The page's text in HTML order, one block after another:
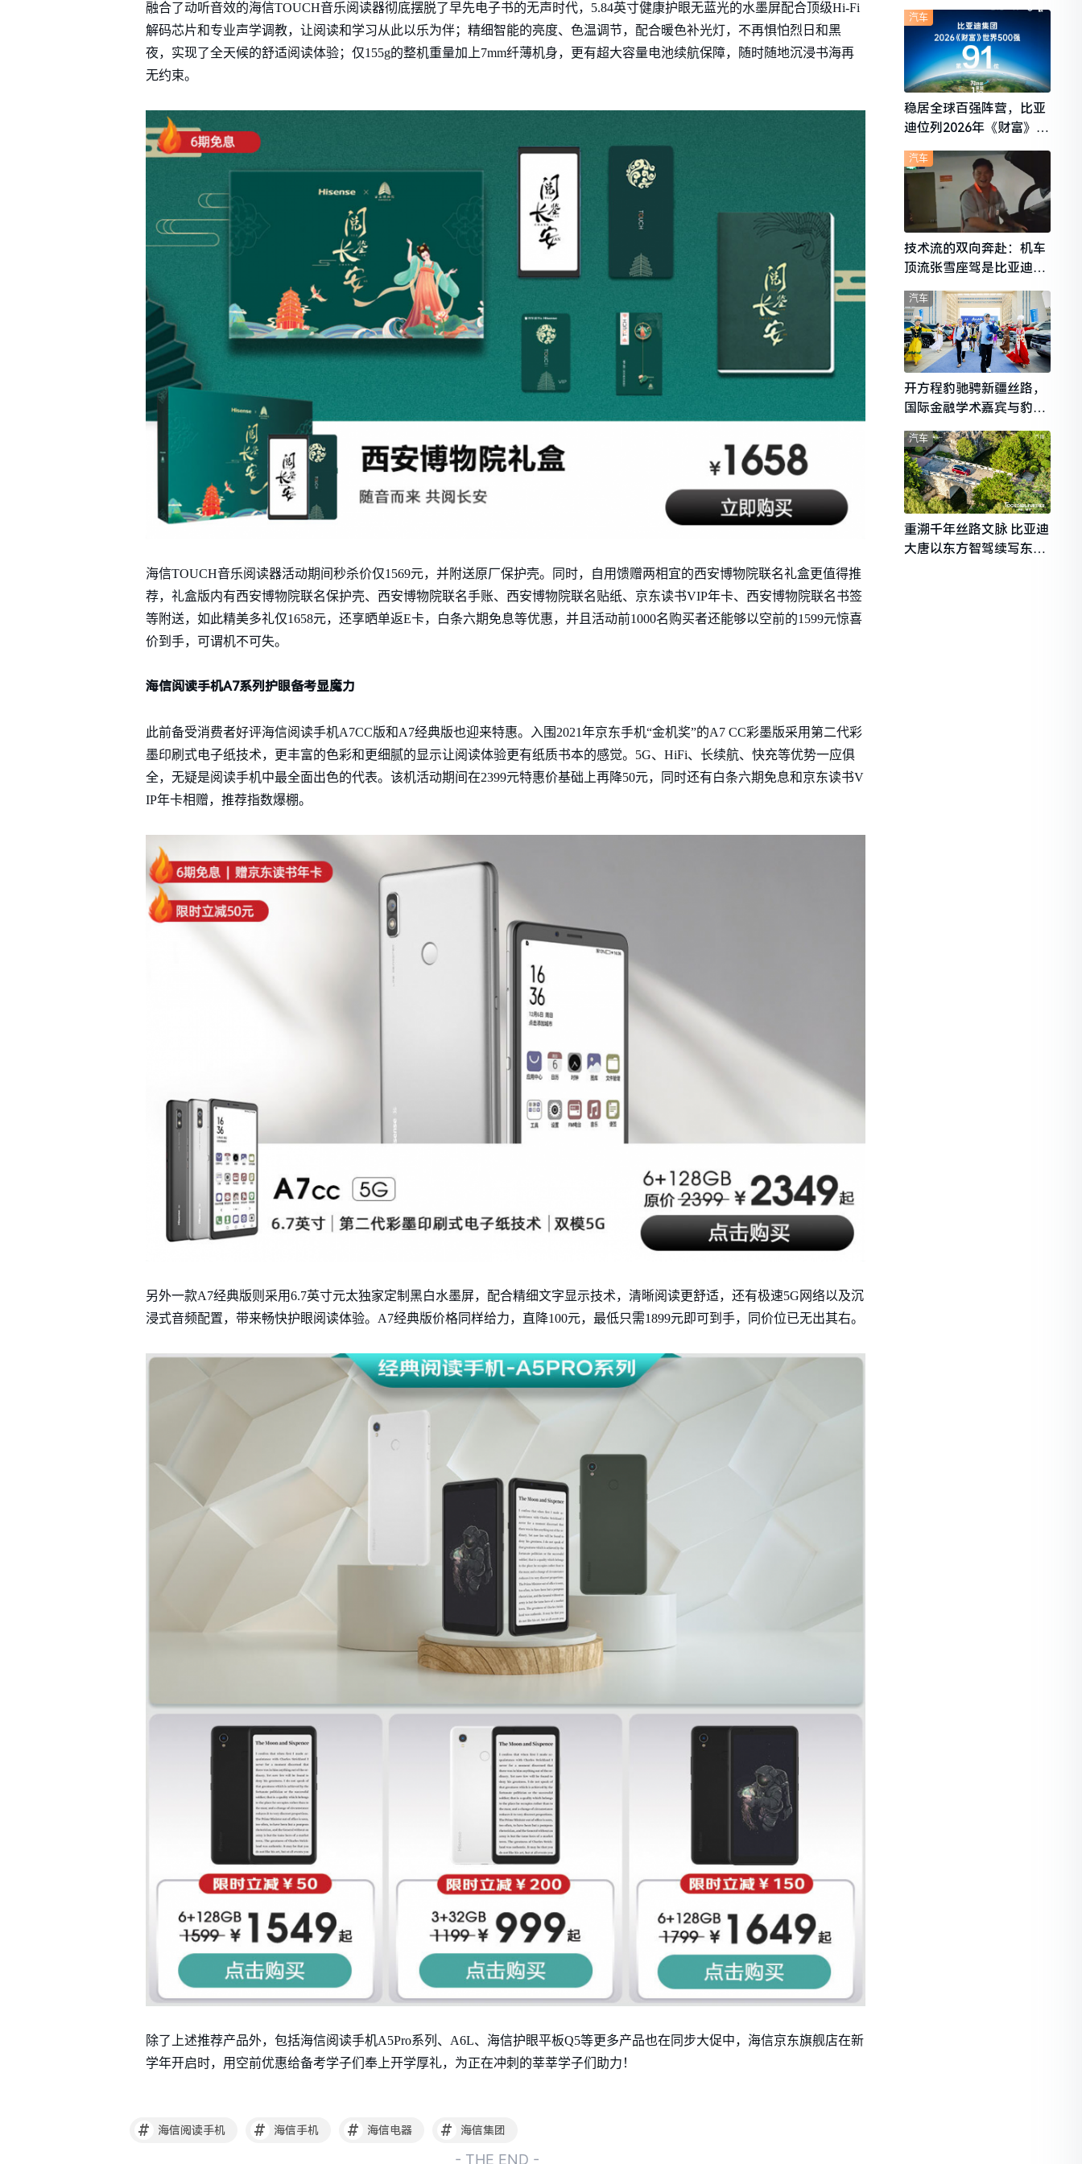
融合了动听音效的海信TOUCH音乐阅读器彻底摆脱了早先电子书的无声时代，5.84英寸健康护眼无蓝光的水墨屏配合顶级Hi-Fi
解码芯片和专业声学调教，让阅读和学习从此以乐为伴；精细智能的亮度、色温调节，配合暖色补光灯，不再惧怕烈日和黑
夜，实现了全天候的舒适阅读体验；仅155g的整机重量加上7mm纤薄机身，更有超大容量电池续航保障，随时随地沉浸书海再
无约束。
海信TOUCH音乐阅读器活动期间秒杀价仅1569元，并附送原厂保护壳。同时，自用馈赠两相宜的西安博物院联名礼盒更值得推
荐，礼盒版内有西安博物院联名保护壳、西安博物院联名手账、西安博物院联名贴纸、京东读书VIP年卡、西安博物院联名书签
等附送，如此精美多礼仅1658元，还享晒单返E卡，白条六期免息等优惠，并且活动前1000名购买者还能够以空前的1599元惊喜
价到手，可谓机不可失。
海信阅读手机A7系列护眼备考显魔力
此前备受消费者好评海信阅读手机A7CC版和A7经典版也迎来特惠。入围2021年京东手机“金机奖”的A7 CC彩墨版采用第二代彩
墨印刷式电子纸技术，更丰富的色彩和更细腻的显示让阅读体验更有纸质书本的感觉。5G、HiFi、长续航、快充等优势一应俱
全，无疑是阅读手机中最全面出色的代表。该机活动期间在2399元特惠价基础上再降50元，同时还有白条六期免息和京东读书V
IP年卡相赠，推荐指数爆棚。
另外一款A7经典版则采用6.7英寸元太独家定制黑白水墨屏，配合精细文字显示技术，清晰阅读更舒适，还有极速5G网络以及沉
浸式音频配置，带来畅快护眼阅读体验。A7经典版价格同样给力，直降100元，最低只需1899元即可到手，同价位已无出其右。
除了上述推荐产品外，包括海信阅读手机A5Pro系列、A6L、海信护眼平板Q5等更多产品也在同步大促中，海信京东旗舰店在新
学年开启时，用空前优惠给备考学子们奉上开学厚礼，为正在冲刺的莘莘学子们助力！
# 海信阅读手机 # 海信手机 # 海信电器 # 海信集团
- THE END -
想i6成最强黑马
稳居全球百强阵营，比亚
迪位列2026年《财富》世
汽车
技术流的双向奔赴：机车
顶流张雪座驾是比亚迪秦
L
汽车
开方程豹驰骋新疆丝路，
国际金融学术嘉宾与豹友
共赴山海热爱
汽车
重溯千年丝路文脉 比亚迪
大唐以东方智驾续写东西
汽车